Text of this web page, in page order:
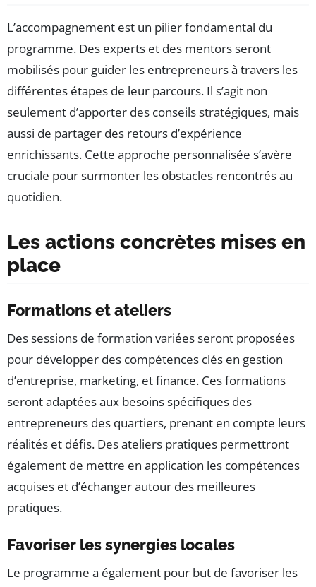
L’accompagnement est un pilier fondamental du
programme. Des experts et des mentors seront
mobilisés pour guider les entrepreneurs à travers les
différentes étapes de leur parcours. Il s’agit non
seulement d’apporter des conseils stratégiques, mais
aussi de partager des retours d’expérience
enrichissants. Cette approche personnalisée s’avère
cruciale pour surmonter les obstacles rencontrés au
quotidien.
Les actions concrètes mises en
place
Formations et ateliers
Des sessions de formation variées seront proposées
pour développer des compétences clés en gestion
d’entreprise, marketing, et finance. Ces formations
seront adaptées aux besoins spécifiques des
entrepreneurs des quartiers, prenant en compte leurs
réalités et défis. Des ateliers pratiques permettront
également de mettre en application les compétences
acquises et d’échanger autour des meilleures
pratiques.
Favoriser les synergies locales
Le programme a également pour but de favoriser les